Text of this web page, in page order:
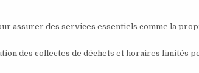
assurer des services essentiels comme la
des collectes de déchets et horaires limités